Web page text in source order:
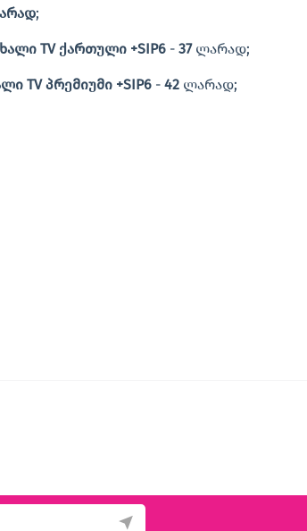
;
TV ქართული +SIP6 - 37 ლარად;
TV პრემიუმი +SIP6 - 42 ლარად;